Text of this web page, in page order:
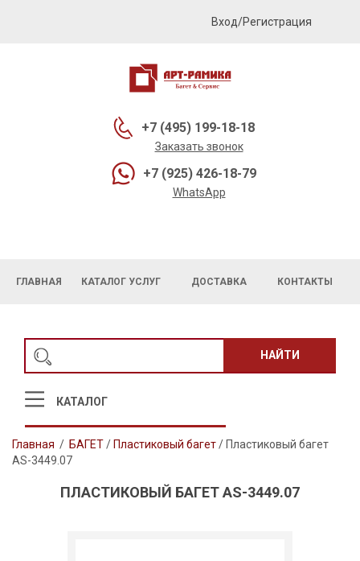
Вход/Регистрация
+7 (495) 199-18-18
Заказать звонок
+7 (925) 426-18-79
WhatsApp
ГЛАВНАЯ КАТАЛОГ УСЛУГ ДОСТАВКА КОНТАКТЫ
НАЙТИ
КАТАЛОГ
Главная / БАГЕТ/ Пластиковый багет/ Пластиковый багет
AS-3449.07
ПЛАСТИКОВЫЙ БАГЕТ AS-3449.07